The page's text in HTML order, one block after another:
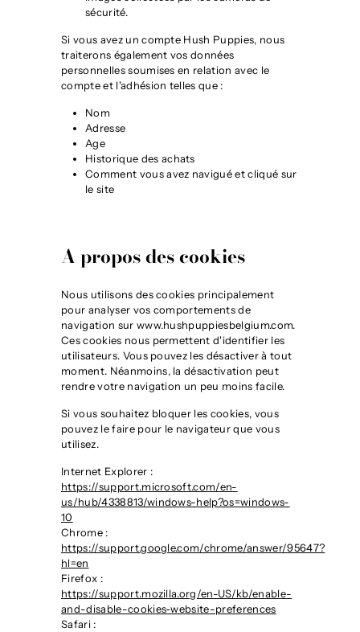
sécurité.
Si vous avez un compte Hush Puppies, nous
traiterons également vos données
personnelles soumises en relation avec le
compte et l'adhésion telles que :
Nom
Adresse
Age
Historique des achats
Comment vous avez navigué et cliqué sur
le site
A propos des cookies
Nous utilisons des cookies principalement
pour analyser vos comportements de
navigation sur www.hushpuppiesbelgium.com.
Ces cookies nous permettent d'identifier les
utilisateurs. Vous pouvez les désactiver à tout
moment. Néanmoins, la désactivation peut
rendre votre navigation un peu moins facile.
Si vous souhaitez bloquer les cookies, vous
pouvez le faire pour le navigateur que vous
utilisez.
Internet Explorer :
https://support.microsoft.com/en-
us/hub/4338813/windows-help?os=windows-
10
Chrome :
https://support.google.com/chrome/answer/95647?
hl=en
Firefox :
https://support.mozilla.org/en-US/kb/enable-
and-disable-cookies-website-preferences
Safari :